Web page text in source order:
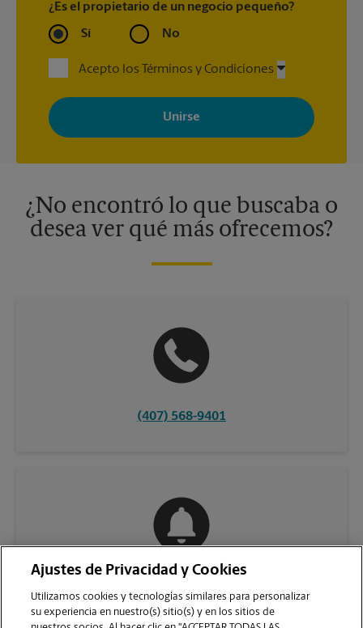
¿Es el propietario de un negocio pequeño?
Sí No
Acepto los Términos y Condiciones
Al registrarse, acepta recibir correos electrónicos de The UPS
Store con noticias, ofertas especiales, promociones y mensajes
adaptados a sus intereses. Puede darse de baja en cualquier
momento. Para más información, consulte nuestra política de
¿No encontró lo que buscaba o
desea ver qué más ofrecemos?
(407) 568-9401
Ajustes de Privacidad y Cookies
Utilizamos cookies y tecnologías similares para personalizar
su experiencia en nuestro(s) sitio(s) y en los sitios de